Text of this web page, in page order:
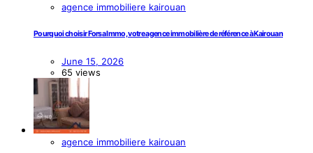
agence immobiliere kairouan
Pourquoi choisir Forsa Immo, votre agence immobilière de référence à Kairouan
June 15, 2026
65 views
agence immobiliere kairouan